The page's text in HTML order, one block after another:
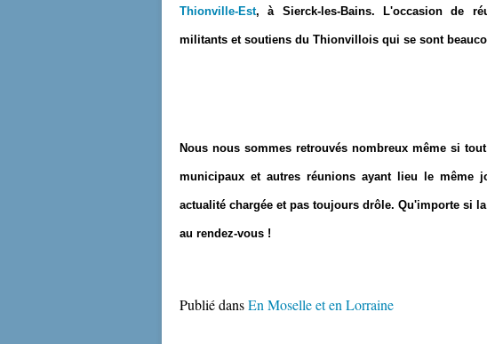
Thionville-Est, à Sierck-les-Bains. L'occasion de
militants et soutiens du Thionvillois qui se sont
Nous nous sommes retrouvés nombreux même si
municipaux et autres réunions ayant lieu le même
actualité chargée et pas toujours drôle. Qu'importe si
au rendez-vous !
Publié dansEn Moselle et en Lorraine